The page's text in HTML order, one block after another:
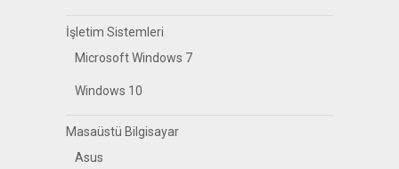
İşletim Sistemleri
Microsoft Windows 7
Windows 10
Masaüstü Bilgisayar
Asus